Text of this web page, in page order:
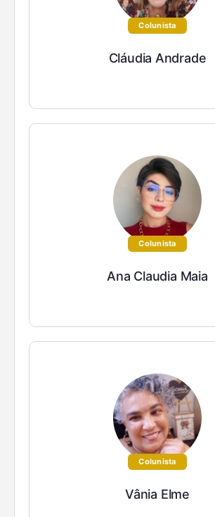
Colunista
Cláudia Andrade
Colunista
Ana Claudia Maia
Colunista
Vânia Elme